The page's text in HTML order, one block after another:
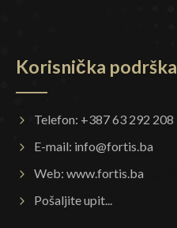
Korisnička podrška
Telefon: +387 63 292 208
E-mail: info@fortis.ba
Web: www.fortis.ba
Pošaljite upit...